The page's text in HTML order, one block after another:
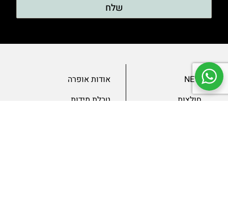
שלח
NEW
חולצות
אודות אופרה
טבלת מידות